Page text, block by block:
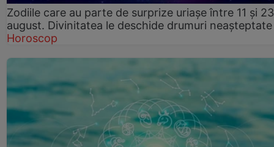
Zodiile care au parte de surprize uriașe între 11 și 23
august. Divinitatea le deschide drumuri neașteptate
Horoscop